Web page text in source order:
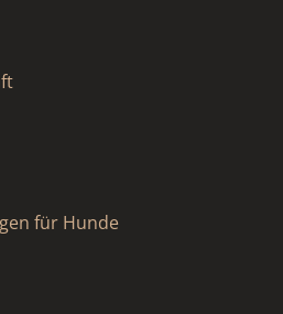
für Hunde